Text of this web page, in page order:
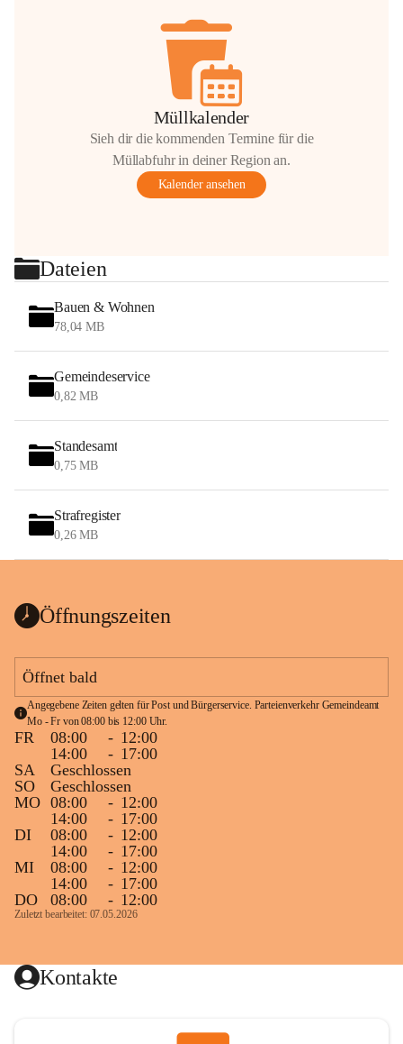
Müllkalender
Sieh dir die kommenden Termine für die
Müllabfuhr in deiner Region an.
Kalender ansehen
Dateien
Bauen & Wohnen
78,04 MB
Gemeindeservice
0,82 MB
Standesamt
0,75 MB
Strafregister
0,26 MB
Öffnungszeiten
Öffnet bald
Angegebene Zeiten gelten für Post und Bürgerservice. Parteienverkehr Gemeindeamt
Mo - Fr von 08:00 bis 12:00 Uhr.
FR 08:00 - 12:00
14:00
- 17:00
SA
Geschlossen
SO
Geschlossen
MO 08:00 - 12:00
14:00
- 17:00
DI
08:00 - 12:00
14:00
- 17:00
MI
08:00 - 12:00
14:00
- 17:00
DO
08:00 - 12:00
Zuletzt bearbeitet: 07.05.2026
Kontakte